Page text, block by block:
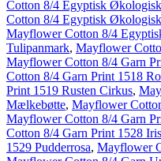
Cotton 8/4 Egyptisk
Cotton 8/4 Egyptisk
Mayflower Cotton 8/4
Tulipanmark, Mayflower
Mayflower Cotton 8/4 Garn
Cotton 8/4 Garn Print 1518
Print 1519 Rusten Cirkus,
Mælkebøtte, Mayflower
Mayflower Cotton 8/4 Garn
Cotton 8/4 Garn Print 1528 Iris
1529 Pudderrosa, Mayflower